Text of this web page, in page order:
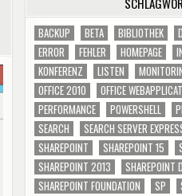
BACKUP BETA BIBLIOTHEK
ERROR
FEHLER HOMEPAGE
KONFERENZ
LISTEN
OFFICE 2010
OFFICE
PERFORMANCE
POWERSHELL
SEARCH
SEARCH SERVER
SHAREPOINT
SHAREPOINT 15
SHAREPOINT 2013
SHAREPOINT
SHAREPOINT FOUNDATION
SP